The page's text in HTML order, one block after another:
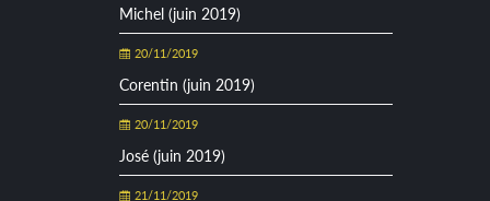
Michel (juin 2019)
20/11/2019
Corentin (juin 2019)
20/11/2019
José (juin 2019)
21/11/2019